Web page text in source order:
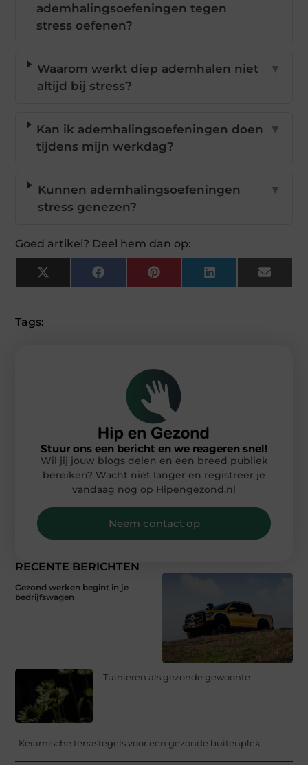
ademhalingsoefeningen tegen
stress oefenen?
Waarom werkt diep ademhalen niet
altijd bij stress?
▼
Kan ik ademhalingsoefeningen doen
tijdens mijn werkdag?
▼
Kunnen ademhalingsoefeningen
stress genezen?
▼
Goed artikel? Deel hem dan op:
X
(Twitter)
FacebookPinterestLinkedInEmail
Tags:
RECENTE BERICHTEN
Gezond werken begint in je
bedrijfswagen
Tuinieren als gezonde gewoonte
Keramische terrastegels voor een gezonde buitenplek
Stuur ons een bericht en we reageren snel!
Wil jij jouw blogs delen en een breed publiek
bereiken? Wacht niet langer en registreer je
vandaag nog op Hipengezond.nl
Neem contact op